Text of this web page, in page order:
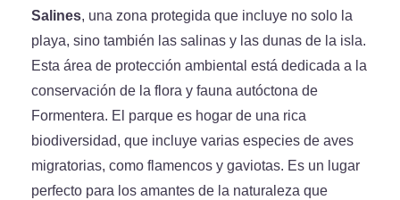
Salines, una zona protegida que incluye no solo la
playa, sino también las salinas y las dunas de la isla.
Esta área de protección ambiental está dedicada a la
conservación de la flora y fauna autóctona de
Formentera. El parque es hogar de una rica
biodiversidad, que incluye varias especies de aves
migratorias, como flamencos y gaviotas. Es un lugar
perfecto para los amantes de la naturaleza que